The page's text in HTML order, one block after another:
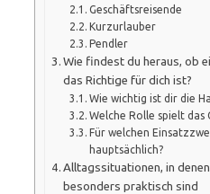
Geschäftsreisende
Kurzurlauber
Pendler
Wie findest du heraus, ob
das Richtige für dich ist?
Wie wichtig ist dir die
Welche Rolle spielt das
Für welchen
hauptsächlich?
Alltagssituationen, in
besonders praktisch sind